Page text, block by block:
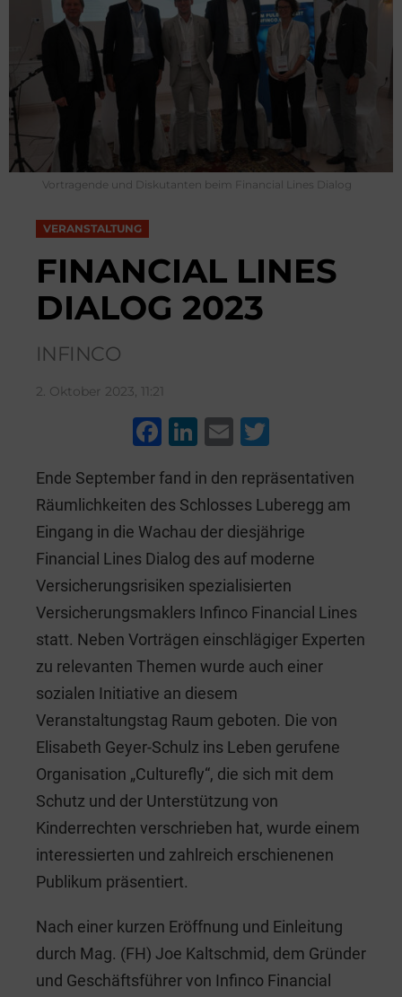
Vortragende und Diskutanten beim Financial Lines Dialog
VERANSTALTUNG
FINANCIAL LINES
DIALOG 2023
INFINCO
2. Oktober 2023, 11:21
F
c
e
b
o
o
k
Li
k
e
dI
n
E
ai
l
tt
er
Ende September fand in den repräsentativen
Räumlichkeiten des Schlosses Luberegg am
Eingang in die Wachau der diesjährige
Financial Lines Dialog des auf moderne
Versicherungsrisiken spezialisierten
Versicherungsmaklers Infinco Financial Lines
statt. Neben Vorträgen einschlägiger Experten
zu relevanten Themen wurde auch einer
sozialen Initiative an diesem
Veranstaltungstag Raum geboten. Die von
Elisabeth Geyer-Schulz ins Leben gerufene
Organisation „Culturefly“, die sich mit dem
Schutz und der Unterstützung von
Kinderrechten verschrieben hat, wurde einem
interessierten und zahlreich erschienenen
Publikum präsentiert.
Nach einer kurzen Eröffnung und Einleitung
durch Mag. (FH) Joe Kaltschmid, dem Gründer
und Geschäftsführer von Infinco Financial